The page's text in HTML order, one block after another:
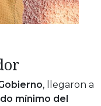
, llegaron a
mínimo del